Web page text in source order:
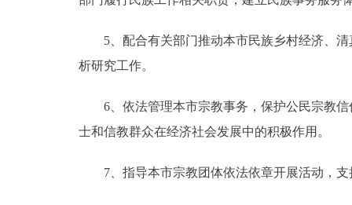
5、配合有关部门推动本市民族乡村经济、清
析研究工作。
6、依法管理本市宗教事务，保护公民宗教信
士和信教群众在经济社会发展中的积极作用。
7、指导本市宗教团体依法依章开展活动，支